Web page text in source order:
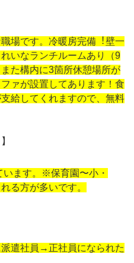
場です。冷暖房完備︕壁⼀
いなランチルームあり（9
た構内に3箇所休憩場所が
ァが設置してあります！食
給してくれますので、無料
います。※保育園〜⼩・
る⽅が多いです。
遣社員→正社員になられた